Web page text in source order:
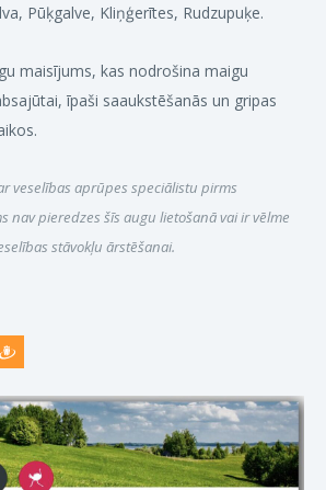
Pūķgalve, Kliņģerītes, Rudzupuķe.
maisījums, kas nodrošina maigu
īpaši saaukstēšanās un gripas
veselības aprūpes speciālistu pirms
nav pieredzes šīs augu lietošanā vai ir vēlme
stāvokļu ārstēšanai.